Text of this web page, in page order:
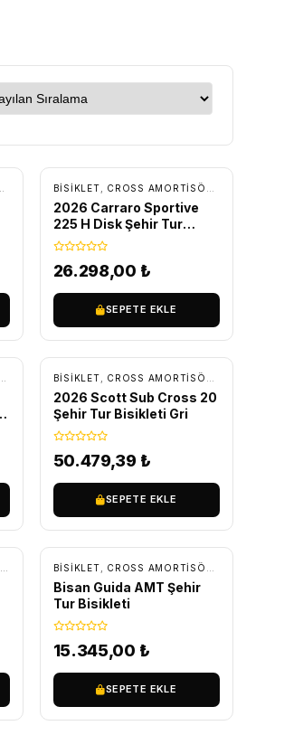
TUR - TREKKING BISIKLETLER
ÜCRETSIZ KARGO
BİSİKLET CROSS AMORTISÖRLÜ BISIKLETLER
2026 Carraro Sportive
225 H Disk Şehir Tur
Bisikleti Mat Antrasit
26.298,00 ₺
SEPETE EKLE
ŞEHIR-TUR BISIKLETLERI
BİSİKLET CROSS AMORTISÖRLÜ BISIKLETLER
2026 Scott Sub Cross 20
Şehir Tur Bisikleti Gri
50.479,39 ₺
SEPETE EKLE
,ŞEHIR-TUR BISIKLETLERI
BİSİKLET CROSS AMORTISÖRLÜ BISIKLETLER
Bisan Guida AMT Şehir
Tur Bisikleti
15.345,00 ₺
SEPETE EKLE